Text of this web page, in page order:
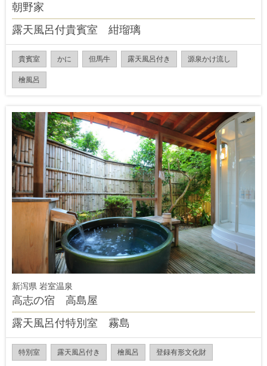
朝野家
露天風呂付貴賓室 紺瑠璃
貴賓室 かに 但馬牛 露天風呂付き 源泉かけ流し
檜風呂
新泻県 岩室温泉
高志の宿 高島屋
露天風呂付特別室 霧島
特別室 露天風呂付き 檜風呂 登録有形文化財